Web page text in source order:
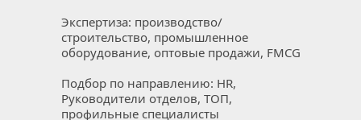
Экспертиза: производство/
строительство, промышленное
оборудование, оптовые продажи, FMCG
Подбор по направлению: HR,
Руководители отделов, ТОП,
профильные специалисты